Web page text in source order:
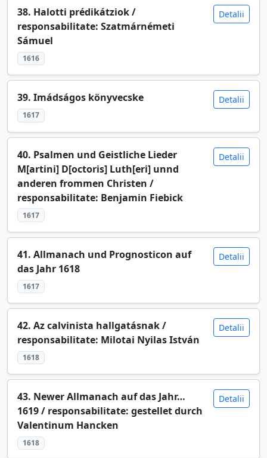
38. Halotti prédikátziok /
responsabilitate: Szatmárnémeti
Sámuel
1616
Detalii
39. Imádságos könyvecske
1617
Detalii
40. Psalmen und Geistliche Lieder
M[artini] D[octoris] Luth[eri] unnd
anderen frommen Christen /
responsabilitate: Benjamin Fiebick
1617
Detalii
41. Allmanach und Prognosticon auf
das Jahr 1618
1617
Detalii
42. Az calvinista hallgatásnak /
responsabilitate: Milotai Nyilas István
1618
Detalii
43. Newer Allmanach auf das Jahr…
1619 / responsabilitate: gestellet durch
Valentinum Hancken
1618
Detalii